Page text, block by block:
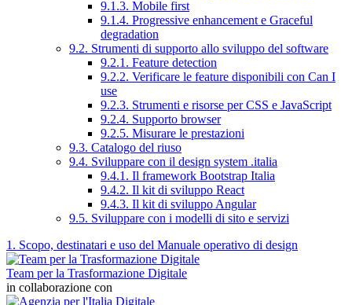
9.1.3. Mobile first
9.1.4. Progressive enhancement e Graceful
degradation
9.2. Strumenti di supporto allo sviluppo del software
9.2.1. Feature detection
9.2.2. Verificare le feature disponibili con Can I
use
9.2.3. Strumenti e risorse per CSS e JavaScript
9.2.4. Supporto browser
9.2.5. Misurare le prestazioni
9.3. Catalogo del riuso
9.4. Sviluppare con il design system .italia
9.4.1. Il framework Bootstrap Italia
9.4.2. Il kit di sviluppo React
9.4.3. Il kit di sviluppo Angular
9.5. Sviluppare con i modelli di sito e servizi
1. Scopo, destinatari e uso del Manuale operativo di design
Team per la Trasformazione Digitale
in collaborazione con